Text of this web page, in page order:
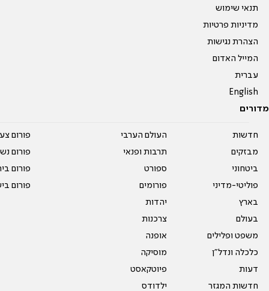
תנאי שימוש
מדיניות פרטיות
הצהרת נגישות
המייל האדום
עברית
English
מדורים
חדשות
מבזקים
ביטחוני
פוליטי-מדיני
בארץ
בעולם
משפט ופלילים
כלכלה ונדל"ן
דעות
חדשות המגזר
העולם הערבי
תרבות ופנאי
ספורט
פורומים
יהדות
צרכנות
אופנה
מוסיקה
פיוטקאסט
ילדודס
פורום
פורום
פורום
פורום